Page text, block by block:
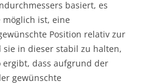
basiert, es
ist, eine
Position relativ zur
in dieser stabil zu halten,
ergibt, dass aufgrund der
gewünschte